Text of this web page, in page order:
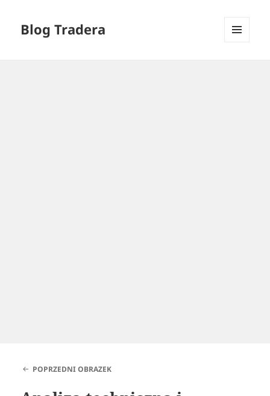
Blog Tradera
POPRZEDNI OBRAZEK